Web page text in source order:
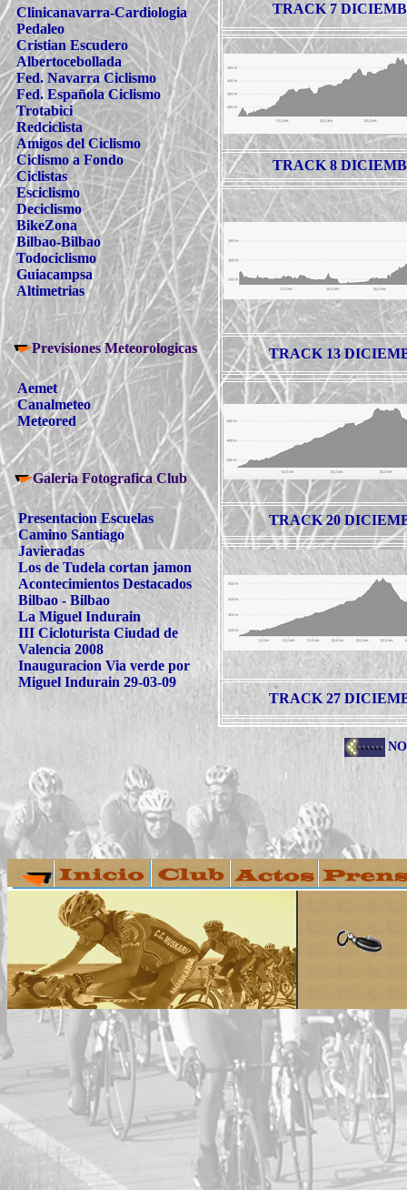
Clinicanavarra-Cardiologia
Pedaleo
Cristian Escudero
Albertocebollada
Fed. Navarra Ciclismo
Fed. Española Ciclismo
Trotabici
Redciclista
Amigos del Ciclismo
Ciclismo a Fondo
Ciclistas
Esciclismo
Deciclismo
BikeZona
Bilbao-Bilbao
Todociclismo
Guiacampsa
Altimetrias
Previsiones Meteorologicas
Aemet
Canalmeteo
Meteored
Galeria Fotografica Club
Presentacion Escuelas
Camino Santiago
Javieradas
Los de Tudela cortan jamon
Acontecimientos Destacados
Bilbao - Bilbao
La Miguel Indurain
III Cicloturista Ciudad de
Valencia 2008
Inauguracion Via verde por
Miguel Indurain 29-03-09
TRACK 7
TRACK 8
TRACK 13
TRACK 20
TRACK 27